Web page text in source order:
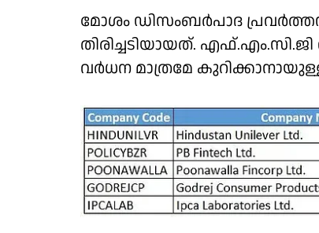
മോശം ഡിസംബര്‍പാദ
തിരിച്ചടിയായത്.
വര്‍ധന മാത്രമേ